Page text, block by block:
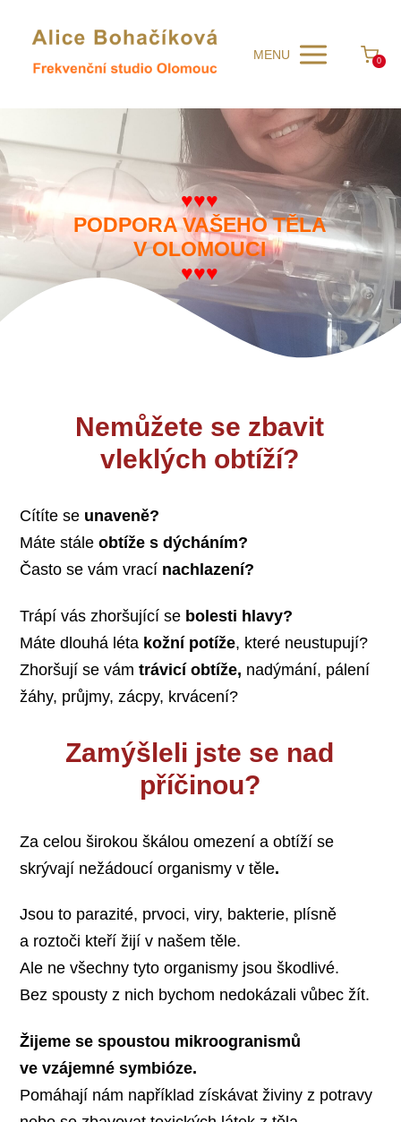
MENU 0
♥♥♥
PODPORA VAŠEHO TĚLA
V OLOMOUCI
♥♥♥
Nemůžete se zbavit
vleklých obtíží?
Cítíte se unaveně?
Máte stáleobtíže s dýcháním?
Často se vám vrací nachlazení?
Trápí vás zhoršující se bolesti hlavy?
Máte dlouhá léta kožní potíže, které neustupují?
Zhoršují se vámtrávicí obtíže, nadýmání, pálení
žáhy, průjmy, zácpy, krvácení?
Zamýšleli jste se nad
příčinou?
Za celou širokou škálou omezení a obtíží se
skrývají nežádoucí organismy v těle.
Jsou to parazité, prvoci, viry, bakterie, plísně
a roztoči kteří žijí v našem těle.
Ale ne všechny tyto organismy jsou škodlivé.
Bez spousty z nich bychom nedokázali vůbec žít.
Žijeme se spoustou mikroogranismů
ve vzájemné symbióze.
Pomáhají nám například získávat živiny z potravy